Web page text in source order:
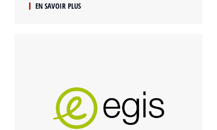
EN SAVOIR PLUS